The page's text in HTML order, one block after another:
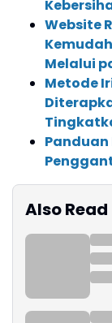
Website
Melalui
Metode
Panduan
Also Read